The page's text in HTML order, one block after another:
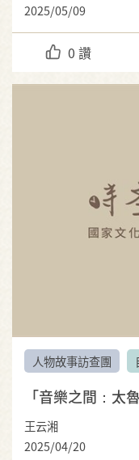
2025/05/09
0 讚
人物故事訪查團
「音樂之間：太
王云湘
2025/04/20